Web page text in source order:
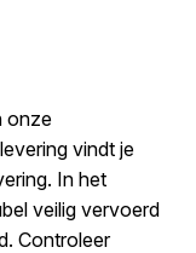
onze
vindt je
In het
veilig vervoerd
Controleer